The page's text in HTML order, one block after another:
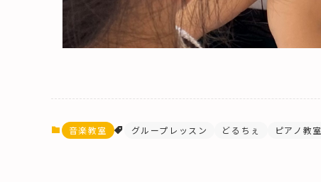
音楽教室 グループレッスン どるちぇ ピアノ教室